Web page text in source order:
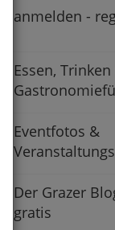
anmelden -
Essen,
Eventfotos &
Der Grazer
gratis